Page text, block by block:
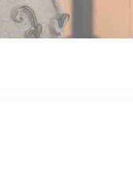
MAR〉